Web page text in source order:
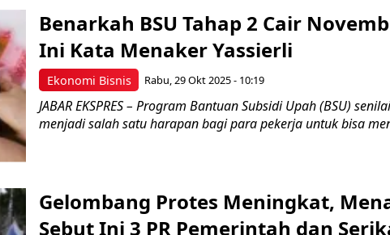
Ekonomi Bisnis
Benarkah BSU Tahap 2 Cair
Ini Kata Menaker Yassierli
Rabu, 29 Okt 2025 - 10:19
JABAR EKSPRES – Program Bantuan Subsidi Upah (BSU)
menjadi salah satu harapan bagi para pekerja untuk bisa
Gelombang Protes Meningkat,
Sebut Ini 3 PR Pemerintah dan